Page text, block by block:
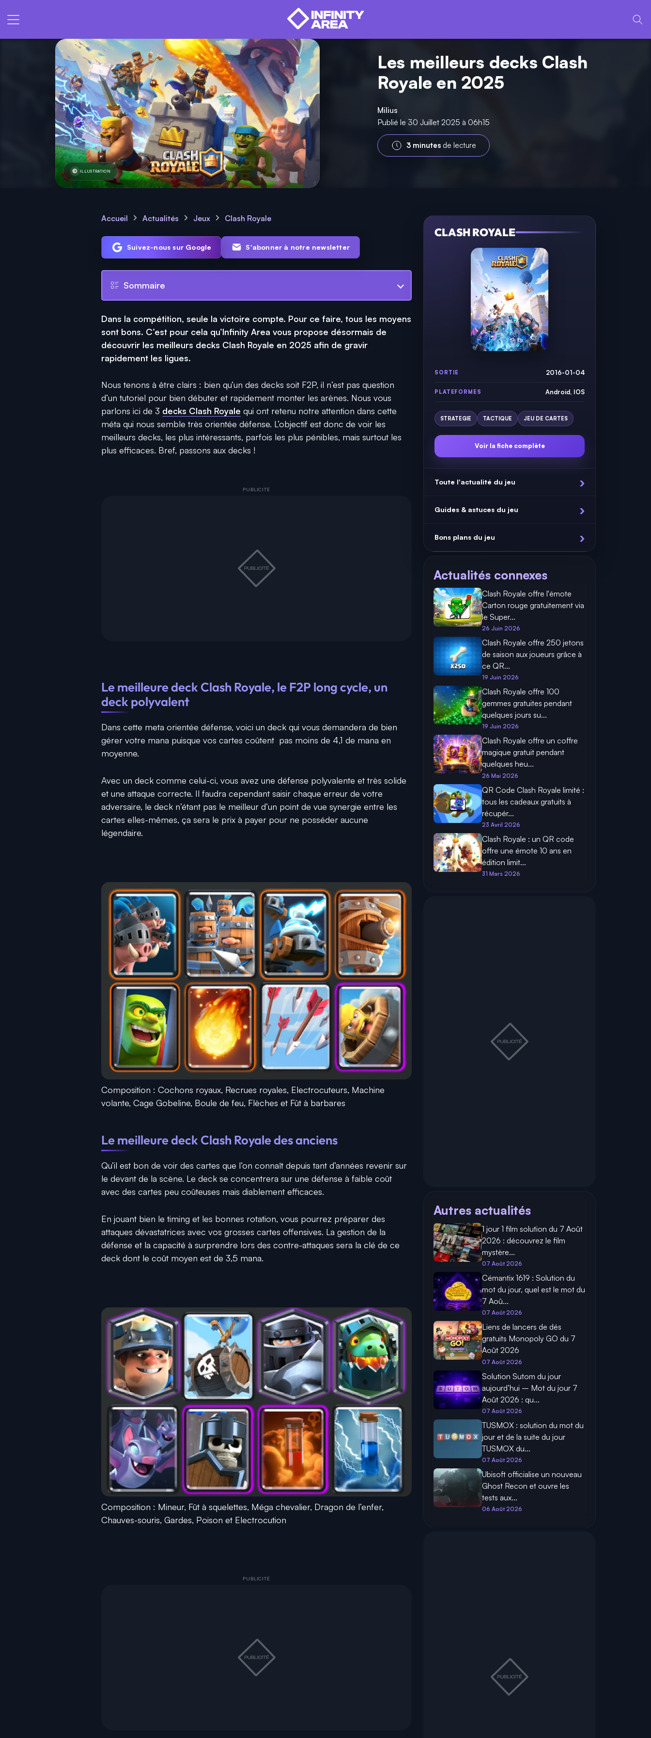
ILLUSTRATION
Les meilleurs decks Clash
Royale en 2025
Milius
Publié le 30 Juillet 2025 à 06h15
3 minutes de lecture
Accueil Actualités Jeux Clash Royale
Suivez-nous sur Google S'abonner à notre newsletter
Sommaire
Dans la compétition, seule la victoire compte. Pour ce faire, tous les moyens
sont bons. C’est pour cela qu’Infinity Area vous propose désormais de
découvrir les meilleurs decks Clash Royale en 2025 afin de gravir
rapidement les ligues.
Nous tenons à être clairs : bien qu’un des decks soit F2P, il n’est pas question
d’un tutoriel pour bien débuter et rapidement monter les arènes. Nous vous
parlons ici de 3 decks Clash Royale qui ont retenu notre attention dans cette
méta qui nous semble très orientée défense. L’objectif est donc de voir les
meilleurs decks, les plus intéressants, parfois les plus pénibles, mais surtout les
plus efficaces. Bref, passons aux decks !
Le meilleure deck Clash Royale, le F2P long cycle, un
deck polyvalent
Dans cette meta orientée défense, voici un deck qui vous demandera de bien
gérer votre mana puisque vos cartes coûtent pas moins de 4,1 de mana en
moyenne.
Avec un deck comme celui-ci, vous avez une défense polyvalente et très solide
et une attaque correcte. Il faudra cependant saisir chaque erreur de votre
adversaire, le deck n’étant pas le meilleur d’un point de vue synergie entre les
cartes elles-mêmes, ça sera le prix à payer pour ne posséder aucune
légendaire.
Composition : Cochons royaux, Recrues royales, Electrocuteurs, Machine
volante, Cage Gobeline, Boule de feu, Flèches et Fût à barbares
Le meilleure deck Clash Royaledes anciens
Qu’il est bon de voir des cartes que l’on connaît depuis tant d’années revenir sur
le devant de la scène. Le deck se concentrera sur une défense à faible coût
avec des cartes peu coûteuses mais diablement efficaces.
En jouant bien le timing et les bonnes rotation, vous pourrez préparer des
attaques dévastatrices avec vos grosses cartes offensives. La gestion de la
défense et la capacité à surprendre lors des contre-attaques sera la clé de ce
deck dont le coût moyen est de 3,5 mana.
Composition : Mineur, Fût à squelettes, Méga chevalier, Dragon de l’enfer,
Chauves-souris, Gardes, Poison et Electrocution
CLASH ROYALE
SORTIE 2016-01-04
PLATEFORMES Android, IOS
STRATEGIE TACTIQUE JEU DE CARTES
Voir la fiche complète
Toute l'actualité du jeu
Guides & astuces du jeu
Bons plans du jeu
Actualités connexes
Clash Royale offre l'émote
Carton rouge gratuitement via
le Super...
26 Juin 2026
Clash Royale offre 250 jetons
de saison aux joueurs grâce à
ce QR...
19 Juin 2026
Clash Royale offre 100
gemmes gratuites pendant
quelques jours su...
19 Juin 2026
Clash Royale offre un coffre
magique gratuit pendant
quelques heu...
26 Mai 2026
QR Code Clash Royale limité :
tous les cadeaux gratuits à
récupér...
23 Avril 2026
Clash Royale : un QR code
offre une émote 10 ans en
édition limit...
31 Mars 2026
Autres actualités
1 jour 1 film solution du 7 Août
2026 : découvrez le film
mystère...
07 Août 2026
Cémantix 1619 : Solution du
mot du jour, quel est le mot du
7 Aoû...
07 Août 2026
Liens de lancers de dés
gratuits Monopoly GO du 7
Août 2026
07 Août 2026
Solution Sutom du jour
aujourd’hui – Mot du jour 7
Août 2026 : qu...
07 Août 2026
TUSMOX : solution du mot du
jour et de la suite du jour
TUSMOX du...
07 Août 2026
Ubisoft officialise un nouveau
Ghost Recon et ouvre les
tests aux...
06 Août 2026